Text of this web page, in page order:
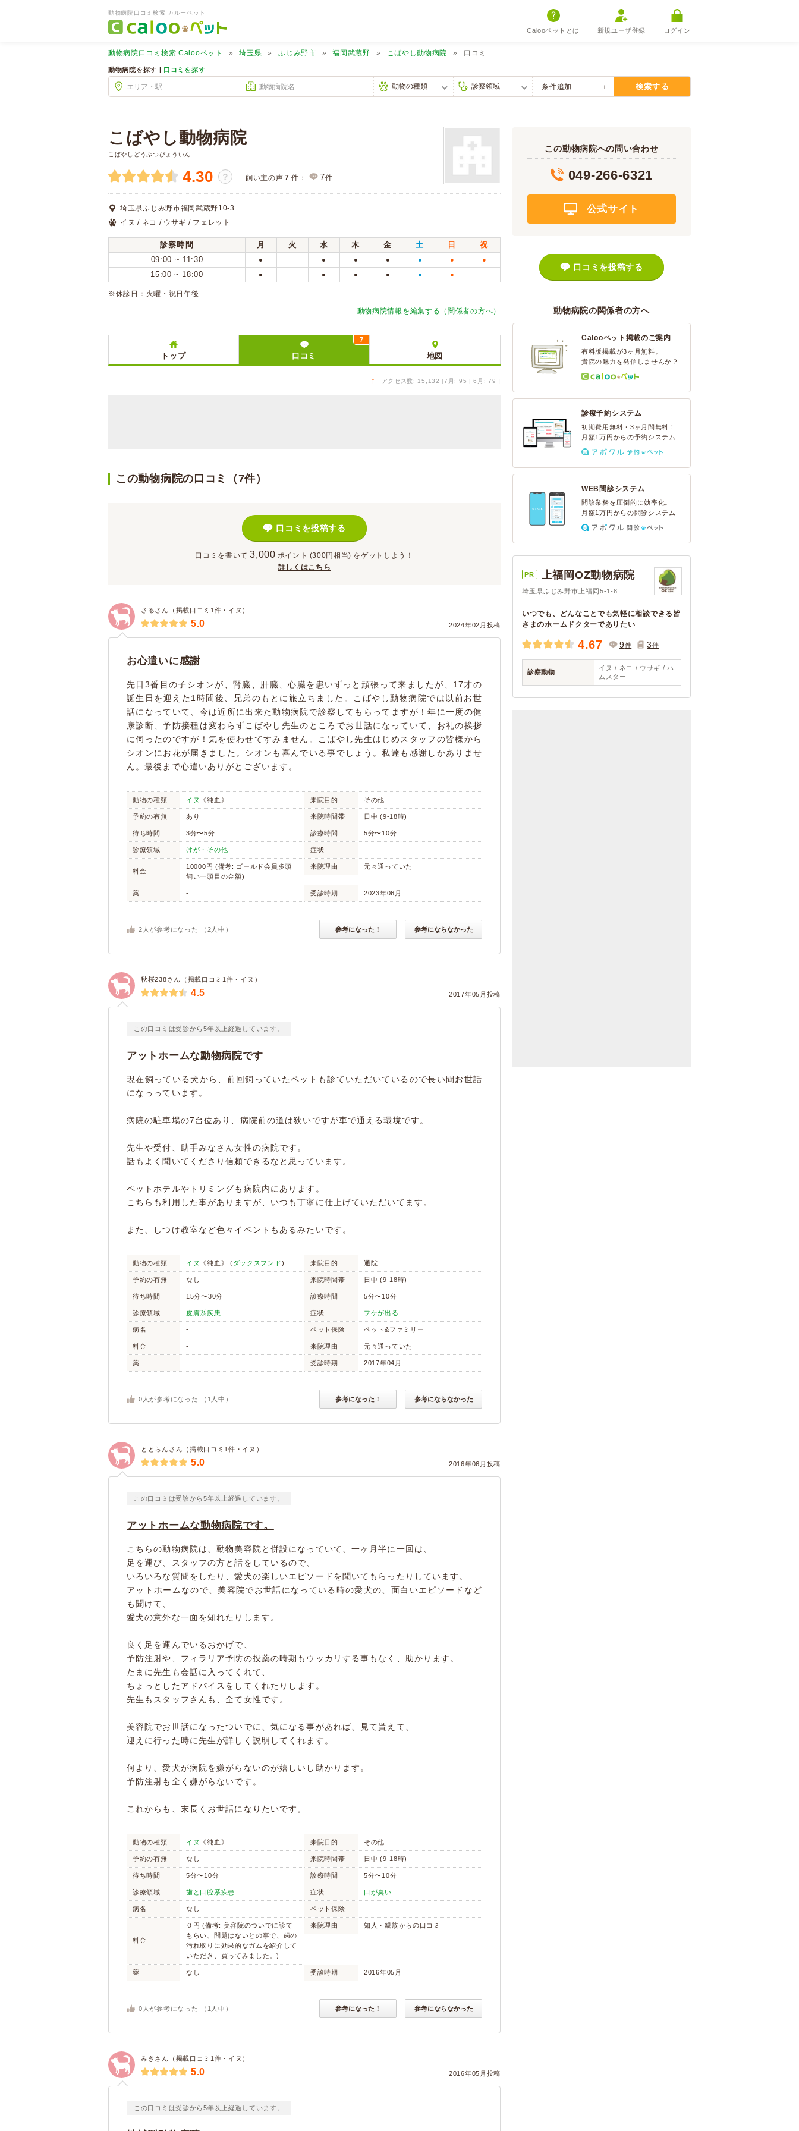
動物病院口コミ検索 カルーペット
Calooペットとは 新規ユーザ登録 ログイン
動物病院口コミ検索 Calooペット 埼玉県 ふじみ野市 福岡武蔵野 こばやし動物病院 口コミ
動物病院を探す | 口コミを探す
条件追加 検索する
こばやし動物病院
こばやしどうぶつびょういん
4.30 ？ 飼い主の声 7 件： 7件
埼玉県ふじみ野市福岡武蔵野10-3
イヌ / ネコ / ウサギ / フェレット
診察時間 月 火 水 木 金 土 日
祝
09:00 ~ 11:30
● ● ● ● ● ● ●
15:00 ~ 18:00 ● ● ● ● ● ●
※休診日：火曜・祝日午後
動物病院情報を編集する（関係者の方へ）
トップ 口コミ
7
地図
↑ アクセス数: 15,132 [7月: 95 | 6月: 79 ]
この動物病院の口コミ（7件）
口コミを投稿する
口コミを書いて 3,000 ポイント (300円相当) をゲットしよう！
詳しくはこちら
さるさん（掲載口コミ1件・イヌ）
2024年02月投稿
5.0
お心遣いに感謝
先日3番目の子シオンが、腎臓、肝臓、心臓を患いずっと頑張って来ましたが、17才の
誕生日を迎えた1時間後、兄弟のもとに旅立ちました。こばやし動物病院では以前お世
話になっていて、今は近所に出来た動物病院で診察してもらってますが！年に一度の健
康診断、予防接種は変わらずこばやし先生のところでお世話になっていて、お礼の挨拶
に伺ったのですが！気を使わせてすみません。こばやし先生はじめスタッフの皆様から
シオンにお花が届きました。シオンも喜んでいる事でしょう。私達も感謝しかありませ
ん。最後まで心遣いありがとございます。
動物の種類 イヌ 《純血》 来院目的 その他
予約の有無 あり 来院時間帯 日中 (9-18時)
待ち時間 3分〜5分 診療時間 5分〜10分
診療領域 けが・その他 症状 -
料金
10000円 (備考: ゴールド会員多頭
飼い一頭目の金額)
来院理由 元々通っていた
薬 - 受診時期 2023年06月
2 人が参考になった （ 2 人中） 参考になった！ 参考にならなかった
秋桜238さん（掲載口コミ1件・イヌ）
2017年05月投稿
4.5
この口コミは受診から5年以上経過しています。
アットホームな動物病院です
現在飼っている犬から、前回飼っていたペットも診ていただいているので長い間お世話
になっっています。
病院の駐車場の7台位あり、病院前の道は狭いですが車で通える環境です。
先生や受付、助手みなさん女性の病院です。
話もよく聞いてくださり信頼できるなと思っています。
ペットホテルやトリミングも病院内にあります。
こちらも利用した事がありますが、いつも丁寧に仕上げていただいてます。
また、しつけ教室など色々イベントもあるみたいです。
動物の種類 イヌ 《純血》 (ダックスフンド) 来院目的 通院
予約の有無 なし 来院時間帯 日中 (9-18時)
待ち時間 15分〜30分 診療時間 5分〜10分
診療領域 皮膚系疾患 症状 フケが出る
病名 - ペット保険 ペット&ファミリー
料金 - 来院理由 元々通っていた
薬 - 受診時期 2017年04月
0 人が参考になった （ 1 人中） 参考になった！ 参考にならなかった
ととらんさん（掲載口コミ1件・イヌ）
2016年06月投稿
5.0
この口コミは受診から5年以上経過しています。
アットホームな動物病院です。
こちらの動物病院は、動物美容院と併設になっていて、一ヶ月半に一回は、
足を運び、スタッフの方と話をしているので、
いろいろな質問をしたり、愛犬の楽しいエピソードを聞いてもらったりしています。
アットホームなので、美容院でお世話になっている時の愛犬の、面白いエピソードなど
も聞けて、
愛犬の意外な一面を知れたりします。
良く足を運んでいるおかげで、
予防注射や、フィラリア予防の投薬の時期もウッカリする事もなく、助かります。
たまに先生も会話に入ってくれて、
ちょっとしたアドバイスをしてくれたりします。
先生もスタッフさんも、全て女性です。
美容院でお世話になったついでに、気になる事があれば、見て貰えて、
迎えに行った時に先生が詳しく説明してくれます。
何より、愛犬が病院を嫌がらないのが嬉しいし助かります。
予防注射も全く嫌がらないです。
これからも、末長くお世話になりたいです。
動物の種類 イヌ 《純血》 来院目的 その他
予約の有無 なし 来院時間帯 日中 (9-18時)
待ち時間 5分〜10分 診療時間 5分〜10分
診療領域 歯と口腔系疾患 症状 口が臭い
病名 なし ペット保険 -
料金
０円 (備考: 美容院のついでに診て
もらい、問題はないとの事で、歯の
汚れ取りに効果的なガムを紹介して
いただき、買ってみました。)
来院理由 知人・親族からの口コミ
薬 なし 受診時期 2016年05月
0 人が参考になった （ 1 人中） 参考になった！ 参考にならなかった
みきさん（掲載口コミ1件・イヌ）
2016年05月投稿
5.0
この口コミは受診から5年以上経過しています。
この動物病院への問い合わせ
049-266-6321
公式サイト
口コミを投稿する
動物病院の関係者の方へ
Calooペット掲載のご案内
有料版掲載が3ヶ月無料。
貴院の魅力を発信しませんか？
診療予約システム
初期費用無料・3ヶ月間無料！
月額1万円からの予約システム
WEB問診システム
問診業務を圧倒的に効率化。
月額1万円からの問診システム
PR 上福岡OZ動物病院
埼玉県ふじみ野市上福岡5-1-8
いつでも、どんなことでも気軽に相談できる皆
さまのホームドクターでありたい
4.67 9件 3件
診察動物
イヌ / ネコ / ウサギ / ハ
ムスター